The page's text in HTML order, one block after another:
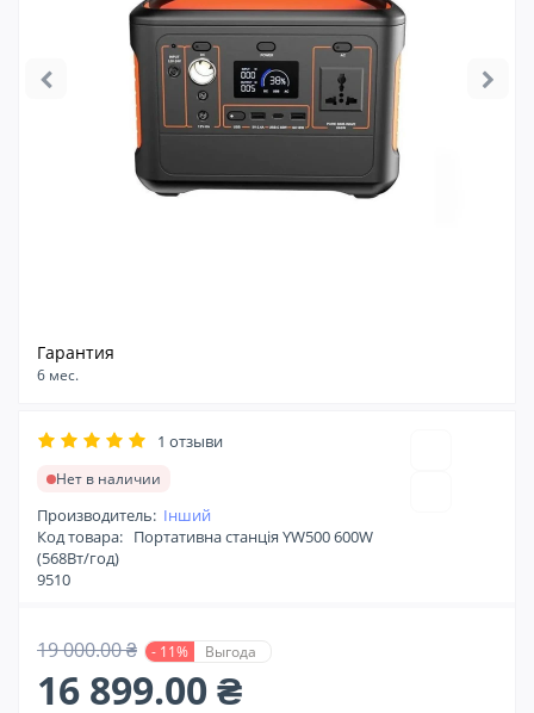
Гарантия
6 мес.
1 отзыви
Нет в наличии
Производитель: Інший
Код товара: Портативна станція YW500 600W
(568Вт/год)
9510
19 000.00 ₴ - 11% Выгода
16 899.00 ₴